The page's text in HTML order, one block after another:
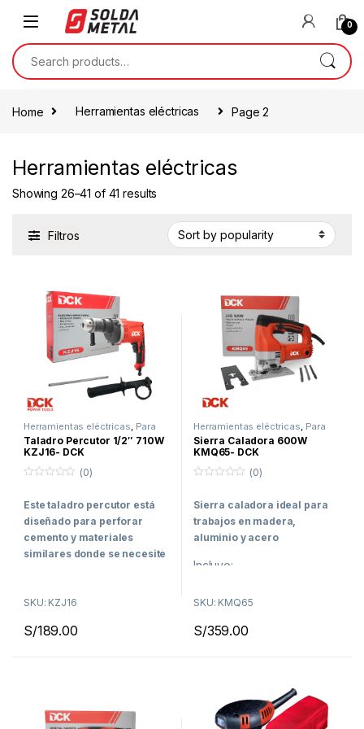
0
Home Herramientas eléctricas Page 2
Herramientas eléctricas
Showing 26–41 of 41 results
Filtros
Herramientas eléctricas Para
Concreto ,Para Madera ,Para
Metal,Taladros
Taladro Percutor 1/2″ 710W
KZJ16- DCK
u
r
a
e
(0)
Este taladro percutor está
diseñado para perforar
cemento y materiales
similares donde se necesite
Perforaciones:
Madera: 30MM
SKU: KZJ16
S/189.00
Herramientas eléctricas Para
Madera
Sierra Caladora 600W
KMQ65- DCK
u
r
a
5
(0)
Sierra caladora ideal para
trabajos en madera,
aluminio y acero
Incluye:
Juego de carbones de
1 Zapata de repuesto
Entrega en 24 horas, válido
solo en Lima y Trujillo.
SKU: KMQ65
S/359.00